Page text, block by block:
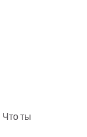
Что ты